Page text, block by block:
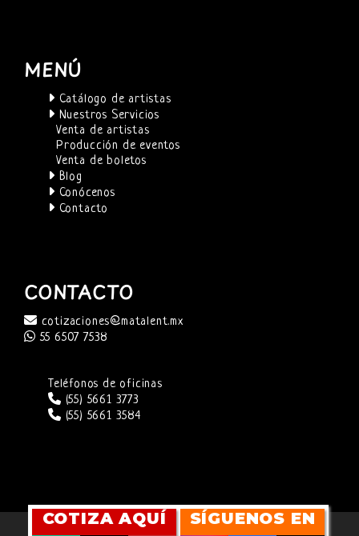
MENÚ
Catálogo de artistas
Nuestros Servicios
Venta de artistas
Producción de eventos
Venta de boletos
Blog
Conócenos
Contacto
CONTACTO
cotizaciones@matalent.mx
55 6507 7538
Teléfonos de oficinas
(55) 5661 3773
(55) 5661 3584
SITIO WEB DESARROLLADO POR
COTIZA AQUÍ SÍGUENOS EN